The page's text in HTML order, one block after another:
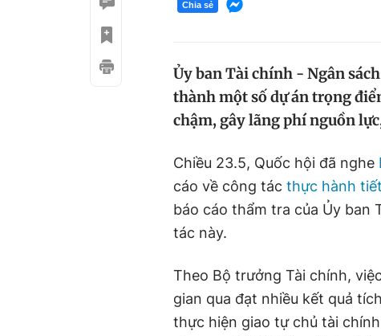
Chia sẻ
Ủy ban Tài chính - Ngân
thành một số dự án trọng
chậm, gây lãng phí nguồn
Chiều 23.5, Quốc hội đã nghe
cáo về công tác thực hành
báo cáo thẩm tra của Ủy ban
tác này.
Theo Bộ trưởng Tài chính,
gian qua đạt nhiều kết quả
thực hiện giao tự chủ tài